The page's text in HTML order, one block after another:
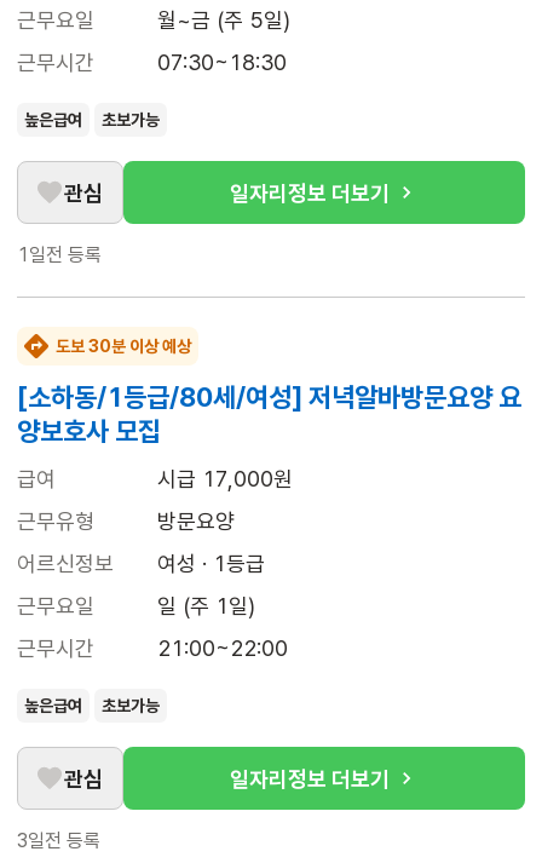
근무요일
월~금 (주 5일)
근무시간
07:30~18:30
높은급여 초보가능
관심 일자리정보 더보기
1일전 등록
도보 30분 이상 예상
[소하동/1등급/80세/여성] 저녁알바방문요양 요
양보호사 모집
급여
시급 17,000원
근무유형
방문요양
어르신정보
여성 · 1등급
근무요일
일 (주 1일)
근무시간
21:00~22:00
높은급여 초보가능
관심 일자리정보 더보기
3일전 등록